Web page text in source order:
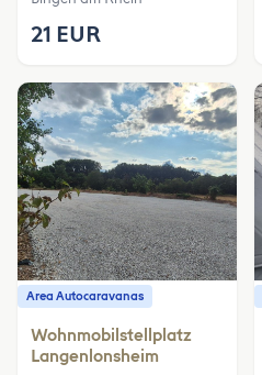
21 EUR
Area Autocaravanas
Wohnmobilstellplatz
Langenlonsheim